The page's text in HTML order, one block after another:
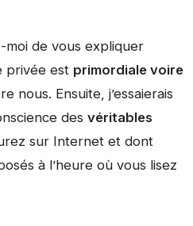
moi de vous expliquer
privée est primordiale voire
nous. Ensuite, j’essaierais
des véritables
sur Internet et dont
à l’heure où vous lisez